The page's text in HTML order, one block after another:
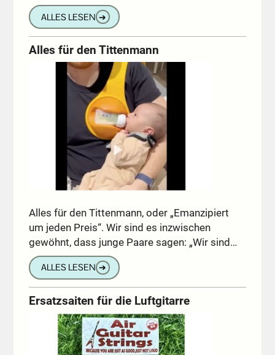
ALLES LESEN ➔
Alles für den Tittenmann
Alles für den Tittenmann, oder „Emanzipiert
um jeden Preis“. Wir sind es inzwischen
gewöhnt, dass junge Paare sagen: „Wir sind…
ALLES LESEN ➔
Ersatzsaiten für die Luftgitarre